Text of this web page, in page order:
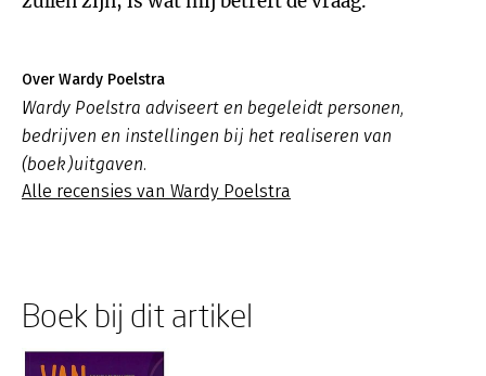
Over Wardy Poelstra
Wardy Poelstra adviseert en begeleidt personen,
bedrijven en instellingen bij het realiseren van
(boek)uitgaven.
Alle recensies van Wardy Poelstra
Boek bij dit artikel